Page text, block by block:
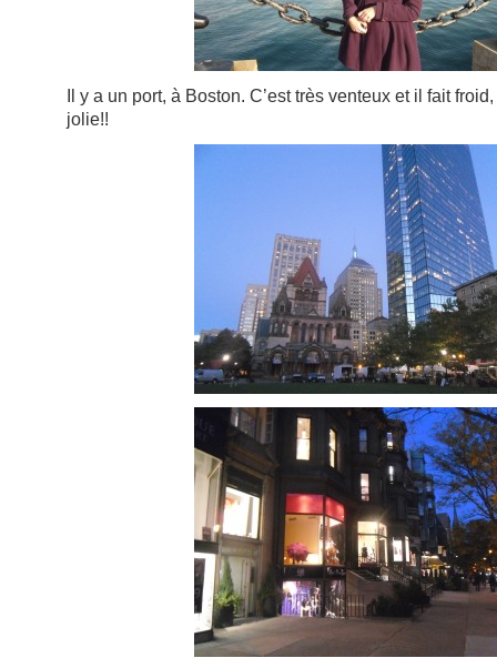
Il y a un port, à Boston. C’est très venteux et il fait
jolie!!